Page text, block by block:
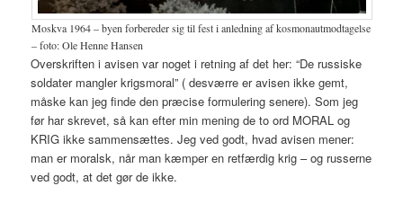
Moskva 1964 – byen forbereder sig til fest i anledning af kosmonautmodtagelse
– foto: Ole Henne Hansen
Overskriften i avisen var noget i retning af det her: “De russiske
soldater mangler krigsmoral” ( desværre er avisen ikke gemt,
måske kan jeg finde den præcise formulering senere). Som jeg
før har skrevet, så kan efter min mening de to ord MORAL og
KRIG ikke sammensættes. Jeg ved godt, hvad avisen mener:
man er moralsk, når man kæmper en retfærdig krig – og russerne
ved godt, at det gør de ikke.